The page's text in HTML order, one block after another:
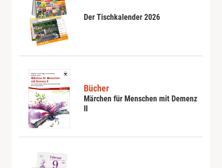
Der Tischkalender 2026
Bücher
Märchen für Menschen mit Demenz
II